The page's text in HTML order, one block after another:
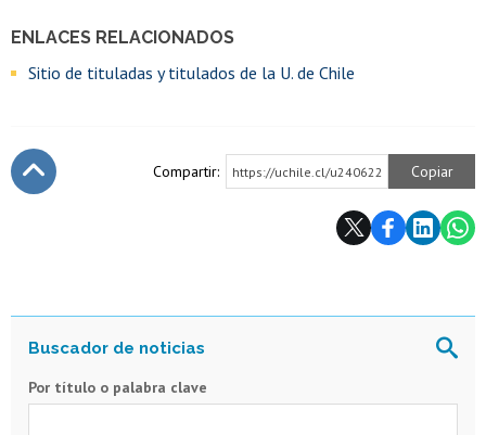
ENLACES RELACIONADOS
Sitio de tituladas y titulados de la U. de Chile
Compartir: https://uchile.cl/u240622 Copiar
Por título o palabra clave